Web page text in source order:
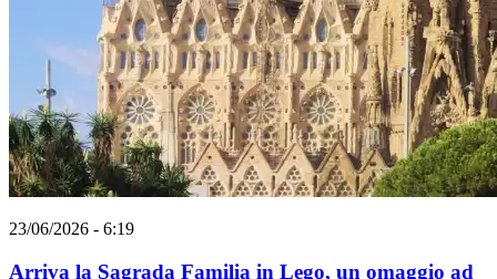
23/06/2026 - 6:19
Arriva la Sagrada Familia in Lego, un omaggio ad